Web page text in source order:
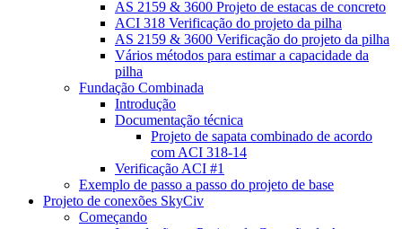
AS 2159 & 3600 Projeto de estacas de concreto
ACI 318 Verificação do projeto da pilha
AS 2159 & 3600 Verificação do projeto da pilha
Vários métodos para estimar a capacidade da
pilha
Fundação Combinada
Introdução
Documentação técnica
Projeto de sapata combinado de acordo
com ACI 318-14
Verificação ACI #1
Exemplo de passo a passo do projeto de base
Projeto de conexões SkyCiv
Começando